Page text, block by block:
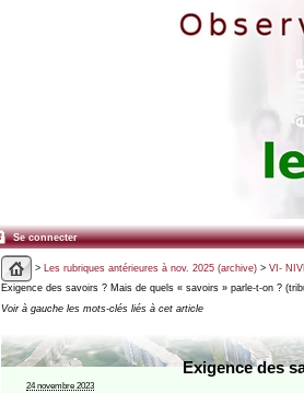
Se connecter
> Les rubriques antérieures à nov. 2025 (archive)> VI-
Exigence des savoirs ? Mais de quels « savoirs » parle-t-on ?
Voir à gauche les mots-clés liés à cet article
Exigence des
24 novembre 2023